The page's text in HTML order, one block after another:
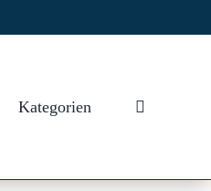
Kategorien